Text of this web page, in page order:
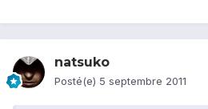
natsuko
Posté(e) 5 septembre 2011